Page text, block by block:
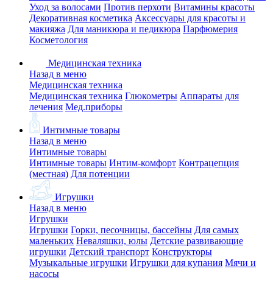
Уход за волосами Против перхоти Витамины красоты
Декоративная косметика Аксессуары для красоты и
макияжа Для маникюра и педикюра Парфюмерия
Косметология
Медицинская техника
Назад в меню
Медицинская техника
Медицинская техника Глюкометры Аппараты для
лечения Мед.приборы
Интимные товары
Назад в меню
Интимные товары
Интимные товары Интим-комфорт Контрацепция
(местная) Для потенции
Игрушки
Назад в меню
Игрушки
Игрушки Горки, песочницы, бассейны Для самых
маленьких Неваляшки, юлы Детские развивающие
игрушки Детский транспорт Конструкторы
Музыкальные игрушки Игрушки для купания Мячи и
насосы